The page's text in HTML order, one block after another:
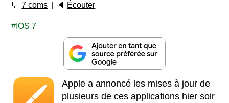
💬7 coms 🔈 Écouter
IOS 7
Apple a annoncé les mises à jour de
plusieurs de ces applications hier soir